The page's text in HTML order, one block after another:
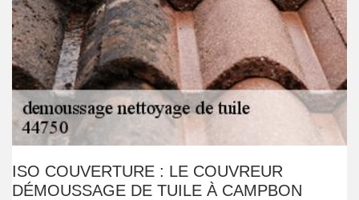
ISO COUVERTURE : LE COUVREUR
DÉMOUSSAGE DE TUILE À CAMPBON